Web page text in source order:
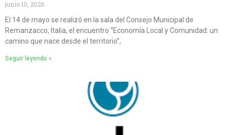
junio 10, 2026
El 14 de mayo se realizó en la sala del Consejo Municipal de
Remanzacco, Italia, el encuentro “Economía Local y Comunidad: un
camino que nace desde el territorio”,
Seguir leyendo »